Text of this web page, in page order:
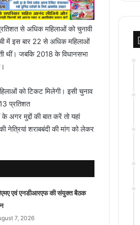
से अधिक महिलाओं को चुनावी
में इस बार 22 से अधिक महिलाओं
थीं। जबकि 2018 के विधानसभा
को टिकट मिलेगी। इसी चुनाव
प्रतिशत
अगर मुद्दों की बात करें तो यहां
नेत्रियां शराबबंदी की मांग को लेकर
एवं एनडीआरएफ की संयुक्त बैठक
7, 2026